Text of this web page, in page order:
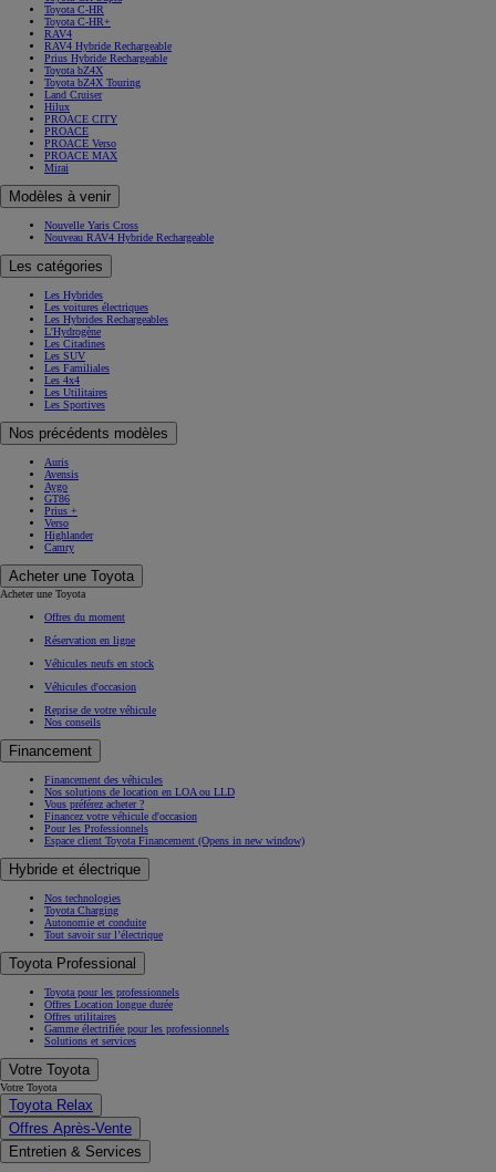
Toyota C-HR
Toyota C-HR+
RAV4
RAV4 Hybride Rechargeable
Prius Hybride Rechargeable
Toyota bZ4X
Toyota bZ4X Touring
Land Cruiser
Hilux
PROACE CITY
PROACE
PROACE Verso
PROACE MAX
Mirai
Modèles à venir
Nouvelle Yaris Cross
Nouveau RAV4 Hybride Rechargeable
Les catégories
Les Hybrides
Les voitures électriques
Les Hybrides Rechargeables
L'Hydrogène
Les Citadines
Les SUV
Les Familiales
Les 4x4
Les Utilitaires
Les Sportives
Nos précédents modèles
Auris
Avensis
Aygo
GT86
Prius +
Verso
Highlander
Camry
Acheter une Toyota
Acheter une Toyota
Offres du moment
Réservation en ligne
Véhicules neufs en stock
Véhicules d'occasion
Reprise de votre véhicule
Nos conseils
Financement
Financement des véhicules
Nos solutions de location en LOA ou LLD
Vous préférez acheter ?
Financez votre véhicule d'occasion
Pour les Professionnels
Espace client Toyota Financement (Opens in new window)
Hybride et électrique
Nos technologies
Toyota Charging
Autonomie et conduite
Tout savoir sur l’électrique
Toyota Professional
Toyota pour les professionnels
Offres Location longue durée
Offres utilitaires
Gamme électrifiée pour les professionnels
Solutions et services
Votre Toyota
Votre Toyota
Toyota Relax
Offres Après-Vente
Entretien & Services